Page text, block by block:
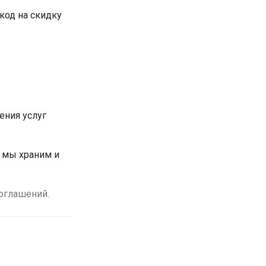
на скидку
услуг
мы храним и